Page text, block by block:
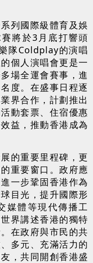
列國際級體育及娛
將於3月底打響頭
隊Coldplay的演唱
個人演唱會更是一
場全運會賽事，進
度。在盛事日程逐
界合作，計劃推出
動套票、住宿優惠
益，推動香港成為
的重要里程碑，更
重要窗口。政府應
一步鞏固香港作為
目光，提升國際形
媒體等現代傳播工
界講述香港的獨特
在政府與市民的共
多元、充滿活力的
，共同開創香港盛